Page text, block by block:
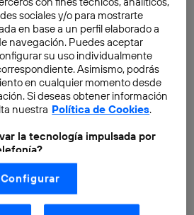
sociales y/o para mostrarte
en base a un perfil elaborado a
navegación. Puedes aceptar
su uso individualmente
Asimismo, podrás
en cualquier momento desde
Si deseas obtener información
nuestra Política de Cookies.
la tecnología impulsada por
utilizamos la tecnología Utiq para
de marketing digital o análisis
aviso de consentimiento)
en nuestra(s) web(s)
Configurar